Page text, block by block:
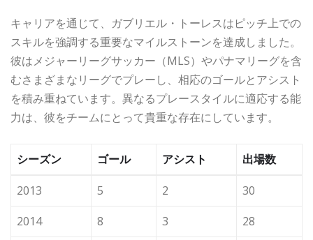
キャリアを通じて、ガブリエル・トーレスはピッチ上での
スキルを強調する重要なマイルストーンを達成しました。
彼はメジャーリーグサッカー（MLS）やパナマリーグを含
むさまざまなリーグでプレーし、相応のゴールとアシスト
を積み重ねています。異なるプレースタイルに適応する能
力は、彼をチームにとって貴重な存在にしています。
シーズン ゴール アシスト 出場数
2013 5 2
30
2014
8 3
28